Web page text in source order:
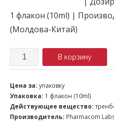
1 флакон (10ml) |
(Молдова-Китай)
Количество В корзину
Цена за: упаковку
Упаковка: 1 флакон (10ml)
Действующее вещество:
Производитель: Pharmacom